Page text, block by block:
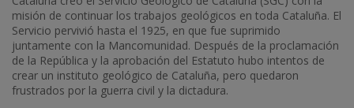
misión de continuar los trabajos geológicos en toda Cataluña. El
Servicio pervivió hasta el 1925, en que fue suprimido
juntamente con la Mancomunidad. Después de la proclamación
de la República y la aprobación del Estatuto hubo intentos de
crear un instituto geológico de Cataluña, pero quedaron
frustrados por la guerra civil y la dictadura.